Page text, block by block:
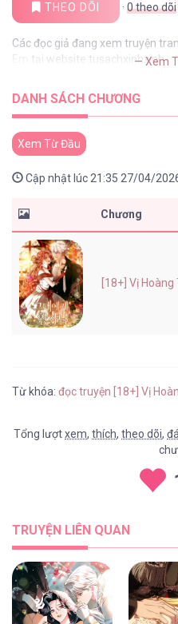
THEO DÕI · 0theo dõi
Các đọc giả đang xem truyện
Em
tại website tusachxinhxinh
— Xem
DANH SÁCH CHƯƠNG
Xem Từ Đầu
Cập nhật lúc 21:35 27/04/
Chương
[18+] Vị
Từ khóa: đọc truyện [18+] Vị
Tổng lượtxem, thích, theo dõi,
TRUYỆN LIÊN QUAN